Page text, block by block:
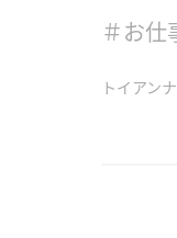
＃お仕
トイアンナ